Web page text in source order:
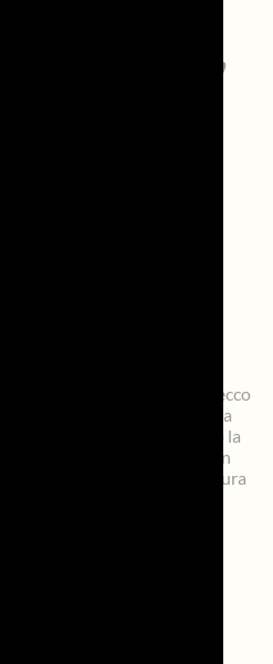
da urlo!
90
Line
14:08.27 (ora locale) Prosecco
la linea d’arrivo (la partenza
alle 14:00) e conquistato la
sesta edizione dell’Aegean
classico delle regate d’altura
intriganti del panorama